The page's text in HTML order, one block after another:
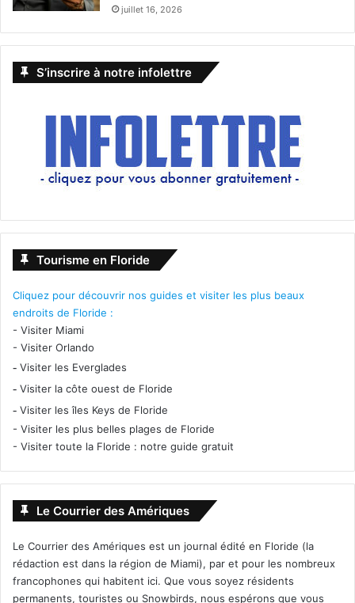
juillet 16, 2026
S’inscrire à notre infolettre
Tourisme en Floride
Cliquez pour découvrir nos guides et visiter les plus beaux
endroits de Floride :
- Visiter Miami
- Visiter Orlando
- Visiter les Everglades
- Visiter la côte ouest de Floride
- Visiter les îles Keys de Floride
- Visiter les plus belles plages de Floride
- Visiter toute la Floride : notre guide gratuit
Le Courrier des Amériques
Le Courrier des Amériques est un journal édité en Floride (la
rédaction est dans la région de Miami), par et pour les nombreux
francophones qui habitent ici. Que vous soyez résidents
permanents, touristes ou Snowbirds, nous espérons que vous